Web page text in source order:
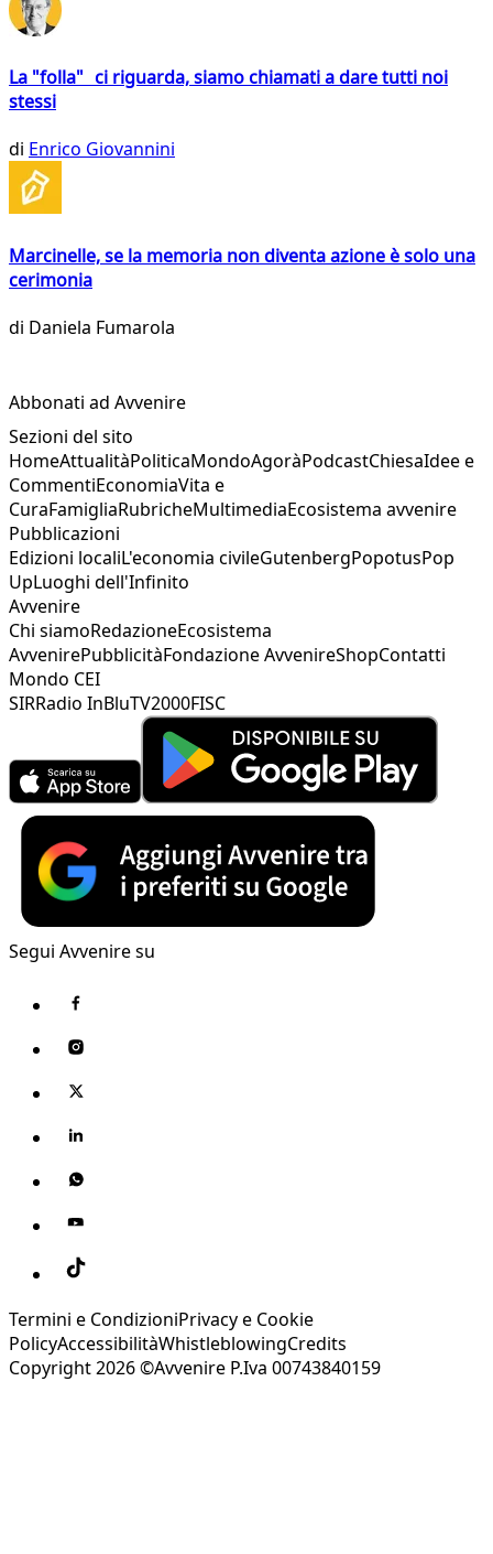
La "folla" ci riguarda, siamo chiamati a dare tutti noi
stessi
di Enrico Giovannini
Marcinelle, se la memoria non diventa azione è solo una
cerimonia
di Daniela Fumarola
Abbonati ad Avvenire
Sezioni del sito
HomeAttualitàPoliticaMondoAgoràPodcastChiesaIdee e
CommentiEconomiaVita e
CuraFamigliaRubricheMultimediaEcosistema avvenire
Pubblicazioni
Edizioni localiL'economia civileGutenbergPopotusPop
UpLuoghi dell'Infinito
Avvenire
Chi siamoRedazioneEcosistema
AvvenirePubblicitàFondazione AvvenireShopContatti
Mondo CEI
SIRRadio InBluTV2000FISC
Segui Avvenire su
Termini e CondizioniPrivacy e Cookie
PolicyAccessibilitàWhistleblowingCredits
Copyright 2026 ©Avvenire P.Iva 00743840159